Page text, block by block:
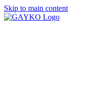
Skip to main content